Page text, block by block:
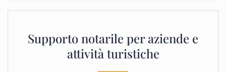
Supporto notarile per aziende e
attività turistiche